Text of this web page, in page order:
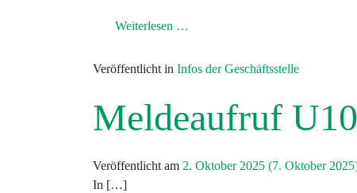
Weiterlesen …
Veröffentlicht in Infos der Geschäftsstelle
Meldeaufruf
Veröffentlicht am 2. Oktober 2025 (7. Oktober
In […]